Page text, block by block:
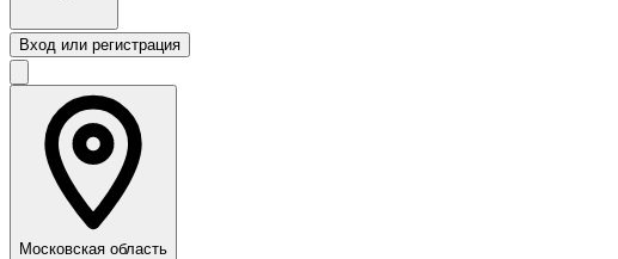
Вход или регистрация
Московская область